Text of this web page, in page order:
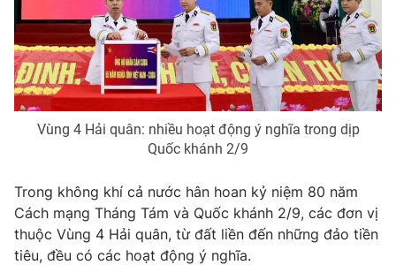
Hậu trường
Nhân vật
Khán giả
Giải sao mai
Điện ảnh
Âm nhạc
Sao
Đời sống
Du lịch
Làm đẹp
Chất lượng cuộc sống
Giáo dục
Tuyển sinh
Công nghệ
Sản phẩm
Thị trường
Giao lưu trực tuyến
Lịch phát sóng
Vùng 4 Hải quân: nhiều hoạt động ý nghĩa trong dịp
Quốc khánh 2/9
Trong không khí cả nước hân hoan kỷ niệm 80 năm
Cách mạng Tháng Tám và Quốc khánh 2/9, các đơn vị
thuộc Vùng 4 Hải quân, từ đất liền đến những đảo tiền
tiêu, đều có các hoạt động ý nghĩa.